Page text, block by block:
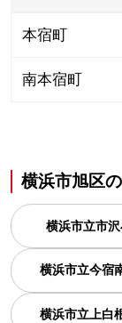
本宿町
南本宿町
横浜市旭区の
横浜市立市
横浜市立今宿
横浜市立上白